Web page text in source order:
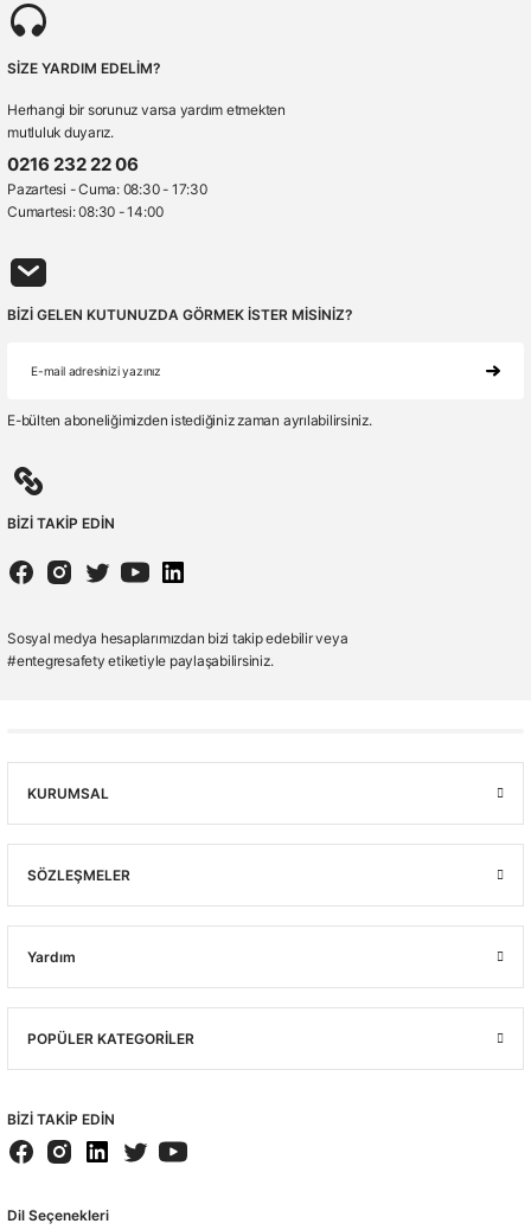
SİZE YARDIM EDELİM?
Herhangi bir sorunuz varsa yardım etmekten
mutluluk duyarız.
0216 232 22 06
Pazartesi - Cuma: 08:30 - 17:30
Cumartesi: 08:30 - 14:00
BİZİ GELEN KUTUNUZDA GÖRMEK İSTER MİSİNİZ?
E-bülten aboneliğimizden istediğiniz zaman ayrılabilirsiniz.
BİZİ TAKİP EDİN
Sosyal medya hesaplarımızdan bizi takip edebilir veya
#entegresafety etiketiyle paylaşabilirsiniz.
KURUMSAL
SÖZLEŞMELER
Yardım
POPÜLER KATEGORİLER
BİZİ TAKİP EDİN
Dil Seçenekleri